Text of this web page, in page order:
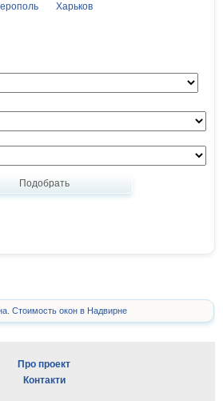
Харьков
Подобрать
Стоимость окон в Надвирне
Про проект
Контакти